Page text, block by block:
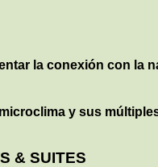
la conexión con la
y sus
& SUITES